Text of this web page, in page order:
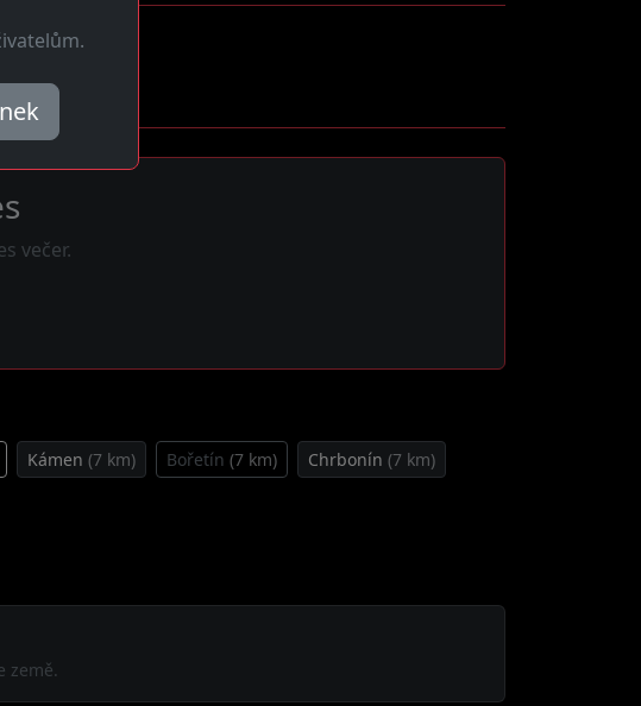
večer.
Kámen (7 km) Bořetín (7 km) Chrbonín (7 km)
země.